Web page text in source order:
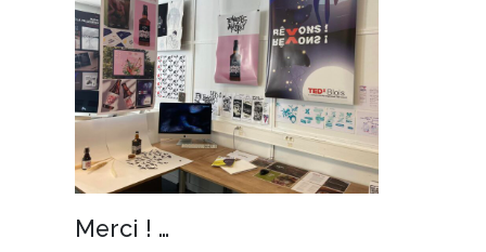
Merci ! …